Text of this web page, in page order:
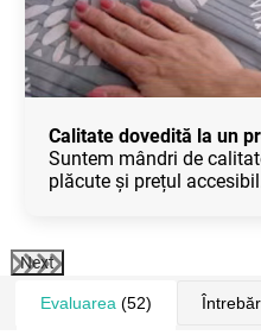
Calitate dovedită la un
Suntem mândri de
plăcute și prețul
Next
Evaluarea (52)